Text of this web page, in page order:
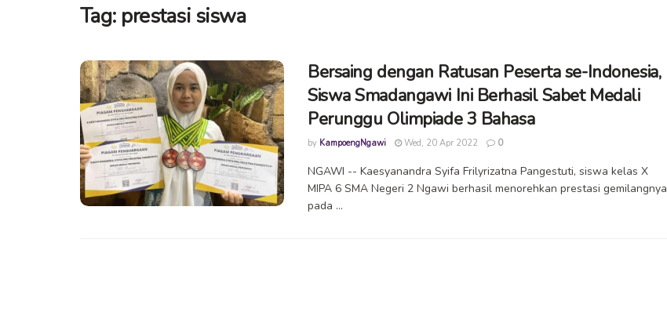
Tag: prestasi siswa
Bersaing dengan Ratusan Peserta se-Indonesia,
Siswa Smadangawi Ini Berhasil Sabet Medali
Perunggu Olimpiade 3 Bahasa
by KampoengNgawi Wed, 20 Apr 2022 0
NGAWI -- Kaesyanandra Syifa Frilyrizatna Pangestuti, siswa kelas X
MIPA 6 SMA Negeri 2 Ngawi berhasil menorehkan prestasi gemilangnya
pada ...